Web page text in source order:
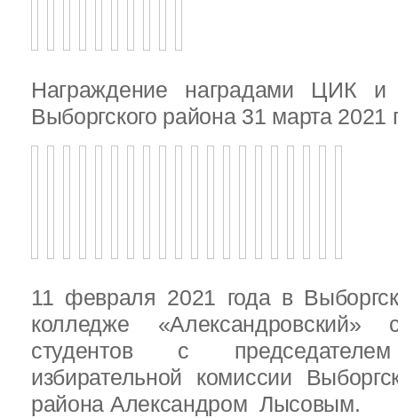
Награждение наградами ЦИК
Выборгского района 31 марта 2021
11 февраля 2021 года в
колледже «Александровский»
студентов с председателем
избирательной комиссии
района Александром Лысовым.